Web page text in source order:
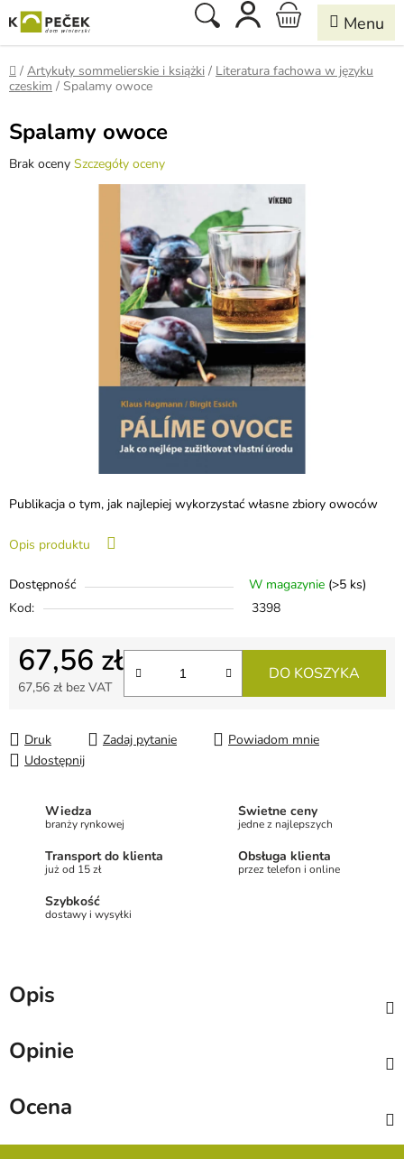
do
treści
Szukaj KOSZYK
Home
/ Artykuły sommelierskie i książki / Literatura fachowa w języku
czeskim / Spalamy owoce
Publikacja o tym, jak najlepiej wykorzystać własne zbiory owoców
Opis produktu
Dostępność W magazynie (>5 ks)
Kod:
3398
67,56 zł
67,56 zł bez VAT
DO KOSZYKA
Druk Zadaj pytanie
Powiadom mnie
Udostępnij
Spalamy owoce
Średnia
Brak oceny Szczegóły oceny
Wiedza
branży rynkowej
Świetne ceny
jedne z najlepszych
Transport do klienta
już od 15 zł
Obsługa klienta
przez telefon i online
Szybkość
dostawy i wysyłki
Opis
Opinie
Ocena